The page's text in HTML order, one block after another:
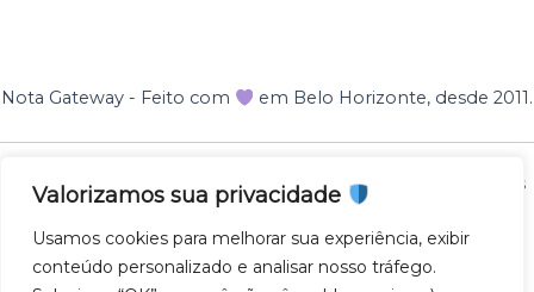
Valorizamos sua privacidade
Usamos cookies para melhorar sua experiência, exibir
conteúdo personalizado e analisar nosso tráfego.
Nota Gateway - Feito com em Belo Horizonte, desde 2011.
Nota Gateway — 2011 - 2025 © Todos os direitos reservados
NOTA GATEWAY DESENVOLVIMENTO DE SOFTWARES
LTDA
CNPJ 57.743.975/0001-27